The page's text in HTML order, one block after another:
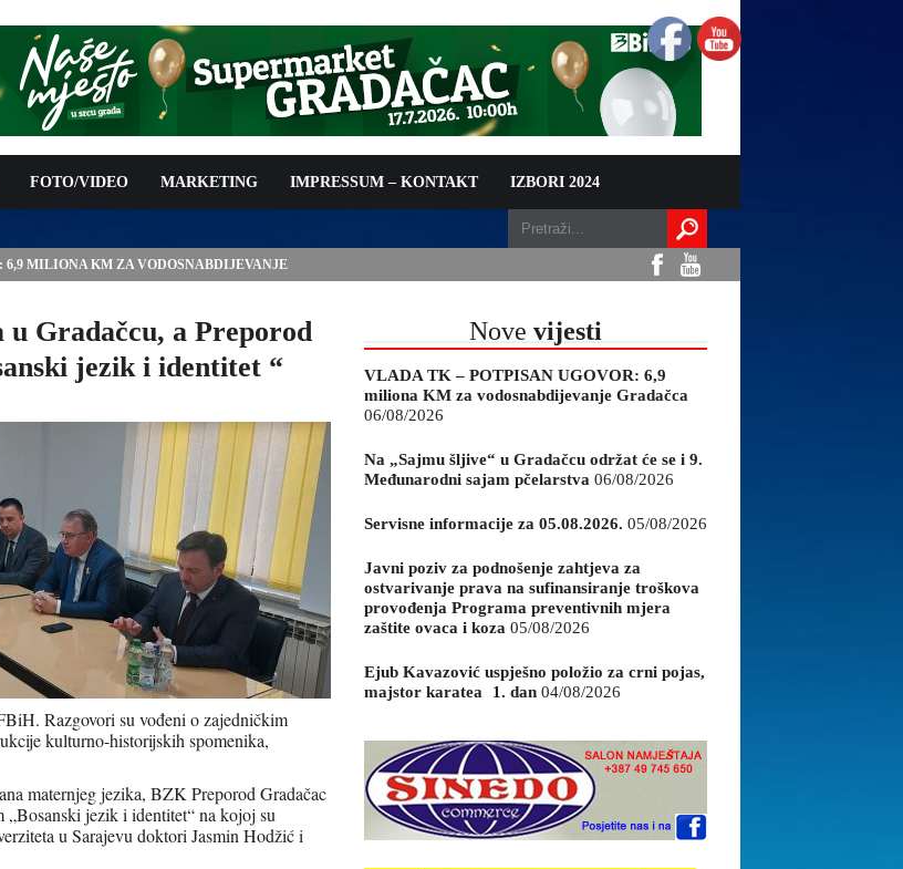
FOTO/VIDEO MARKETING IMPRESSUM – KONTAKT IZBORI 2024
6,9 MILIONA KM ZA VODOSNABDIJEVANJE
Gradačcu, a Preporod
jezik i identitet “
Razgovori su vođeni o zajedničkim
kulturno-historijskih spomenika,
maternjeg jezika, BZK Preporod Gradačac
jezik i identitet“ na kojoj su
u Sarajevu doktori Jasmin Hodžić i
Nove vijesti
VLADA TK – POTPISAN UGOVOR: 6,9
miliona KM za vodosnabdijevanje Gradačca
06/08/2026
Na „Sajmu šljive“ u Gradačcu održat će se i 9.
Međunarodni sajam pčelarstva 06/08/2026
Servisne informacije za 05.08.2026. 05/08/2026
Javni poziv za podnošenje zahtjeva za
ostvarivanje prava na sufinansiranje troškova
provođenja Programa preventivnih mjera
zaštite ovaca i koza 05/08/2026
Ejub Kavazović uspješno položio za crni pojas,
majstor karatea 1. dan 04/08/2026